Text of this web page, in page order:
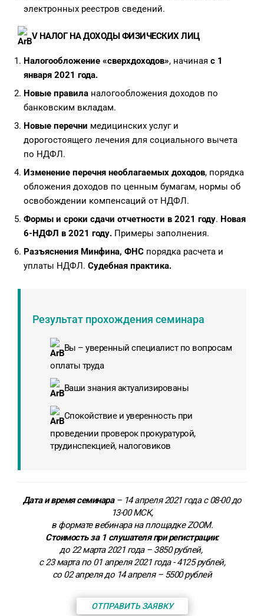
электронных реестров сведений.
V НАЛОГ НА ДОХОДЫ ФИЗИЧЕСКИХ ЛИЦ
Налогообложение «сверхдоходов», начиная с 1
января 2021 года.
Новые правила налогообложения доходов по
банковским вкладам.
Новые перечни медицинских услуг и
дорогостоящего лечения для социального вычета
по НДФЛ.
Изменение перечня необлагаемых доходов, порядка
обложения доходов по ценным бумагам, нормы об
освобождении компенсаций от НДФЛ.
Формы и сроки сдачи отчетности в 2021 году. Новая
6-НДФЛ в 2021 году. Примеры заполнения.
Разъяснения Минфина, ФНС порядка расчета и
уплаты НДФЛ. Судебная практика.
Результат прохождения семинара
Вы – уверенный специалист по вопросам
оплаты труда
Ваши знания актуализированы
Спокойствие и уверенность при
проведении проверок прокуратурой,
трудинспекцией, налоговиков
Дата и время семинара– 14 апреля 2021 года с 08-00 до
13-00 МСК,
в формате вебинара на площадке ZOOM.
Стоимость за 1 слушателя при регистрации:
до 22 марта 2021 года – 3850 рублей,
с 23 марта по 01 апреля 2021 года - 4125 рублей,
со 02 апреля до 14 апреля – 5500 рублей
ОТПРАВИТЬ ЗАЯВКУ